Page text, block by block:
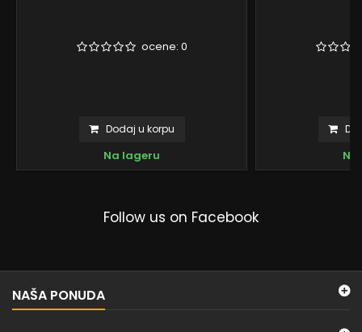
ocene: 0
Dodaj u korpu
Na lageru
Follow us on Facebook
NAŠA PONUDA